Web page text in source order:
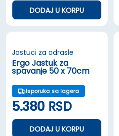
DODAJ U KORPU
Jastuci za odrasle
Ergo Jastuk za
spavanje 50 x 70cm
Isporuka sa lagera
5.380 RSD
DODAJ U KORPU